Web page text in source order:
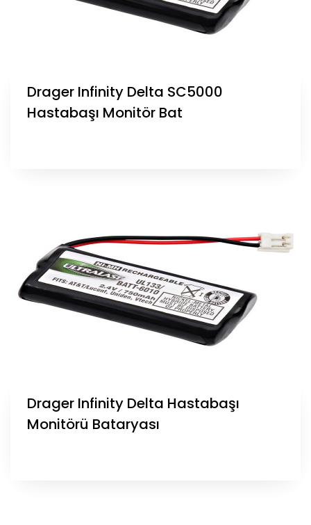
Drager Infinity Delta SC5000
Hastabaşı Monitör Bat
Drager Infinity Delta Hastabaşı
Monitörü Bataryası